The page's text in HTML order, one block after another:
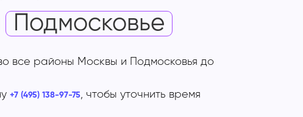
Подмосковье
все районы Москвы и Подмосковья до
+7 (495) 138-97-75, чтобы уточнить время